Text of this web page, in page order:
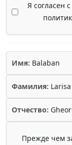
Я согласен
Имя: Balaban
Фамилия: Larisa
Отчество:
Прежде чем